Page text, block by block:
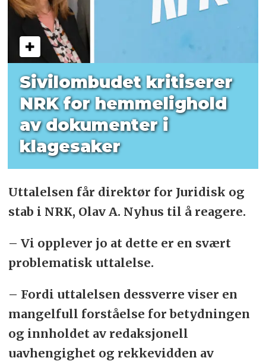
Sivilombudet kritiserer
NRK for hemmelighold
av dokumenter i
klagesaker
Uttalelsen får direktør for Juridisk og
stab i NRK, Olav A. Nyhus til å reagere.
– Vi opplever jo at dette er en svært
problematisk uttalelse.
– Fordi uttalelsen dessverre viser en
mangelfull forståelse for betydningen
og innholdet av redaksjonell
uavhengighet og rekkevidden av